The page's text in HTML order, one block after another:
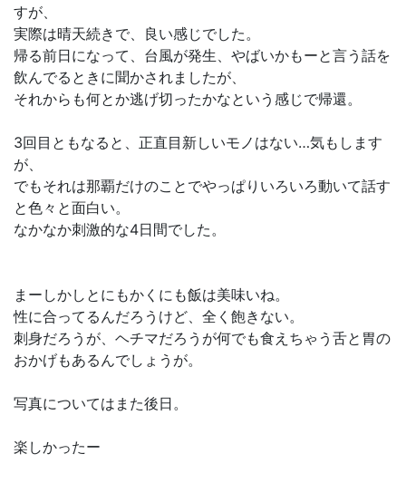
すが、
実際は晴天続きで、良い感じでした。
帰る前日になって、台風が発生、やばいかもーと言う話を
飲んでるときに聞かされましたが、
それからも何とか逃げ切ったかなという感じで帰還。
3回目ともなると、正直目新しいモノはない…気もします
が、
でもそれは那覇だけのことでやっぱりいろいろ動いて話す
と色々と面白い。
なかなか刺激的な4日間でした。
まーしかしとにもかくにも飯は美味いね。
性に合ってるんだろうけど、全く飽きない。
刺身だろうが、ヘチマだろうが何でも食えちゃう舌と胃の
おかげもあるんでしょうが。
写真についてはまた後日。
楽しかったー